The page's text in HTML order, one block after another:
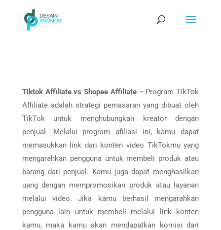
Tiktok Affiliate vs Shopee Affiliate – Program TikTok
Affiliate adalah strategi pemasaran yang dibuat oleh
TikTok untuk menghubungkan kreator dengan
penjual. Melalui program afiliasi ini, kamu dapat
memasukkan link dari konten video TikTokmu yang
mengarahkan pengguna untuk membeli produk atau
barang dari penjual. Kamu juga dapat menghasilkan
uang dengan mempromosikan produk atau layanan
melalui video. Jika kamu berhasil mengarahkan
pengguna lain untuk membeli melalui link konten
kamu, maka kamu akan mendapatkan komisi dari